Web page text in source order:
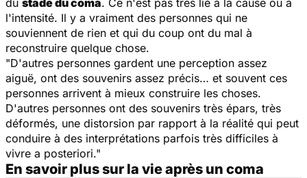
l'intensité. Il y a vraiment des personnes qui ne
souviennent de rien et qui du coup ont du mal à
reconstruire quelque chose.
"D'autres personnes gardent une perception assez
aiguë, ont des souvenirs assez précis… et souvent ces
personnes arrivent à mieux construire les choses.
D'autres personnes ont des souvenirs très épars, très
déformés, une distorsion par rapport à la réalité qui peut
conduire à des interprétations parfois très difficiles à
vivre a posteriori."
En savoir plus sur la vie après un coma